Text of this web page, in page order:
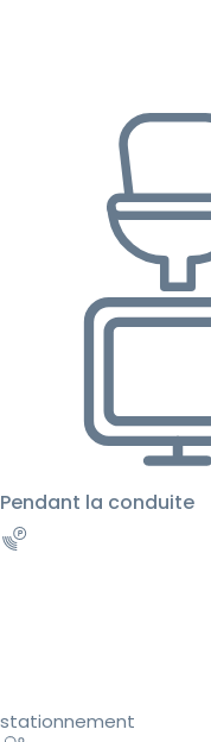
Pendant la conduite
stationnement